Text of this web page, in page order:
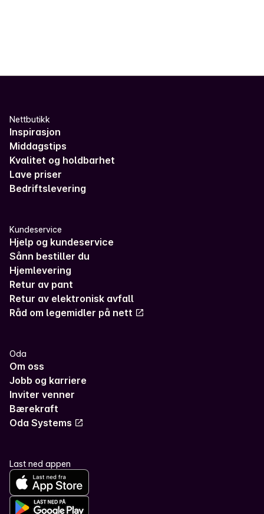
Nettbutikk
Inspirasjon
Middagstips
Kvalitet og holdbarhet
Lave priser
Bedriftslevering
Kundeservice
Hjelp og kundeservice
Sånn bestiller du
Hjemlevering
Retur av pant
Retur av elektronisk avfall
Råd om legemidler på nett
Oda
Om oss
Jobb og karriere
Inviter venner
Bærekraft
Oda Systems
Last ned appen